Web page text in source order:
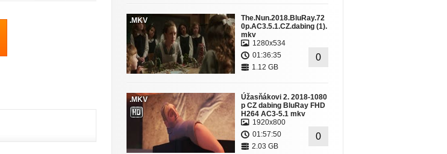
.MKV
The.Nun.2018.BluRay.72
0p.AC3.5.1.CZ.dabing (1).
mkv
1280x534
01:36:35
1.12 GB
0
.MKV
Úžasňákovi 2. 2018-1080
p CZ dabing BluRay FHD
H264 AC3-5.1 mkv
1920x800
01:57:50
2.03 GB
0